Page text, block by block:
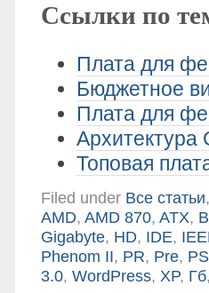
Ссылки по
Плата для
Бюджетное
Плата для
Архитектура
Топовая
Filed under Все статьи
AMD,AMD 870,ATX,
Gigabyte, HD, IDE,
Phenom II, PR, Pre,
3.0,WordPress, XP, Гб